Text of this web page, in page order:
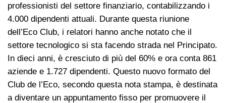
professionisti del settore finanziario, contabilizzando i
4.000 dipendenti attuali. Durante questa riunione
dell’Eco Club, i relatori hanno anche notato che il
settore tecnologico si sta facendo strada nel Principato.
In dieci anni, è cresciuto di più del 60% e ora conta 861
aziende e 1.727 dipendenti. Questo nuovo formato del
Club de l’Eco, secondo questa nota stampa, è destinata
a diventare un appuntamento fisso per promuovere il